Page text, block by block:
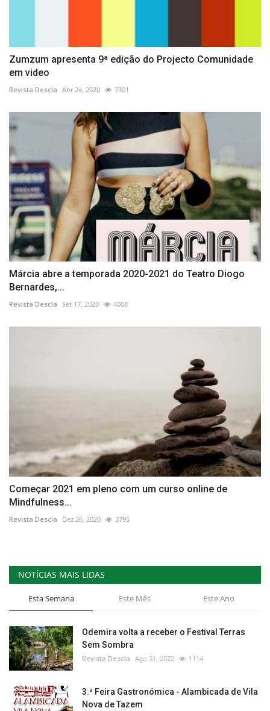
Zumzum apresenta 9ª edição do Projecto Comunidade
em video
Revista Descla Abr 24, 2020 7301
Márcia abre a temporada 2020-2021 do Teatro Diogo
Bernardes,...
Revista Descla Set 17, 2020 4008
Começar 2021 em pleno com um curso online de
Mindfulness...
Revista Descla Dez 26, 2020 3795
NOTÍCIAS MAIS LIDAS
Esta Semana Este Mês Este Ano
Odemira volta a receber o Festival Terras
Sem Sombra
Revista Descla Ago 31, 2022 1114
3.ª Feira Gastronómica - Alambicada de Vila
Nova de Tazem